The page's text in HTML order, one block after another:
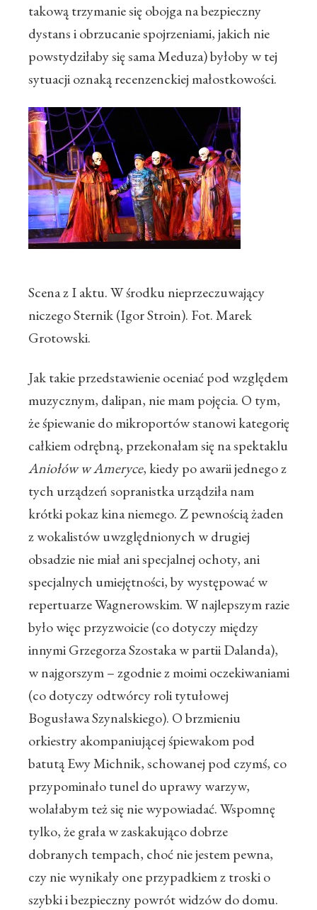
takową trzymanie się obojga na bezpieczny
dystans i obrzucanie spojrzeniami, jakich nie
powstydziłaby się sama Meduza) byłoby w tej
sytuacji oznaką recenzenckiej małostkowości.
Scena z I aktu. W środku nieprzeczuwający
niczego Sternik (Igor Stroin). Fot. Marek
Grotowski.
Jak takie przedstawienie oceniać pod względem
muzycznym, dalipan, nie mam pojęcia. O tym,
że śpiewanie do mikroportów stanowi kategorię
całkiem odrębną, przekonałam się na spektaklu
Aniołów w Ameryce, kiedy po awarii jednego z
tych urządzeń sopranistka urządziła nam
krótki pokaz kina niemego. Z pewnością żaden
z wokalistów uwzględnionych w drugiej
obsadzie nie miał ani specjalnej ochoty, ani
specjalnych umiejętności, by występować w
repertuarze Wagnerowskim. W najlepszym razie
było więc przyzwoicie (co dotyczy między
innymi Grzegorza Szostaka w partii Dalanda),
w najgorszym – zgodnie z moimi oczekiwaniami
(co dotyczy odtwórcy roli tytułowej
Bogusława Szynalskiego). O brzmieniu
orkiestry akompaniującej śpiewakom pod
batutą Ewy Michnik, schowanej pod czymś, co
przypominało tunel do uprawy warzyw,
wolałabym też się nie wypowiadać. Wspomnę
tylko, że grała w zaskakująco dobrze
dobranych tempach, choć nie jestem pewna,
czy nie wynikały one przypadkiem z troski o
szybki i bezpieczny powrót widzów do domu.